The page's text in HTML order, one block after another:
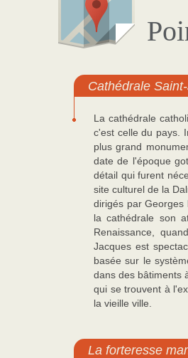
Cathédrale
La cathédrale
c'est celle du pays.
plus grand
date de l'époque
détail qui furent
site culturel de la
dirigés par Georges
la cathédrale son
Renaissance,
Jacques est
basée sur le
dans des bâtiments
qui se trouvent à
la vieille ville.
La forteresse